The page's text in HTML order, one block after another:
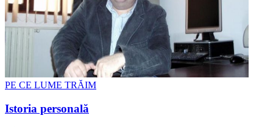
PE CE LUME TRĂIM
Istoria personală